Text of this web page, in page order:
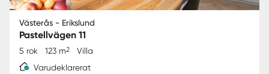
Västerås - Erikslund
Pastellvägen 11
5 rok 123 m2
Villa
Varudeklarerat